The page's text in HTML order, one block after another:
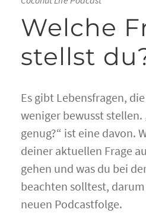
Welche
stellst
Es gibt Lebensfragen,
weniger bewusst stellen.
genug?“ ist eine davon.
deiner aktuellen Frage
gehen und was du bei
beachten solltest,
neuen Podcastfolge.